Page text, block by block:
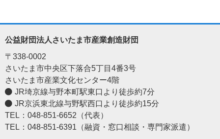
公益財団法人さいたま市産業創造財団
〒338-0002
さいたま市中央区下落合5丁目4番3号
さいたま市産業文化センター4階
JR埼京線与野本町駅東口より徒歩約7分
JR京浜東北線与野駅西口より徒歩約15分
TEL：048-851-6652（代表）
TEL：048-851-6391（融資・窓口相談・専門家派遣）